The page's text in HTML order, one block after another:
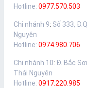
Hotline: 0977.570.503
Chi nhánh 9: Số 333,
Nguyên
Hotline: 0974.980.706
Chi nhánh 10: Đ. Bắc
Thái Nguyên
Hotline: 0917.220.985